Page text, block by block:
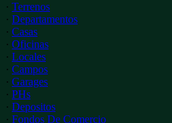
· Terrenos
· Departamentos
· Casas
· Oficinas
· Locales
· Campos
· Garages
· PHs
· Depositos
· Fondos De Comercio